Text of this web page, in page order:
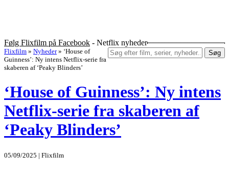
Følg Flixfilm på Facebook - Netflix nyheder
Søg
Flixfilm » Nyheder » ‘House of
Guinness’: Ny intens Netflix-serie fra
skaberen af ‘Peaky Blinders’
‘House of Guinness’: Ny intens
Netflix-serie fra skaberen af
‘Peaky Blinders’
05/09/2025 | Flixfilm